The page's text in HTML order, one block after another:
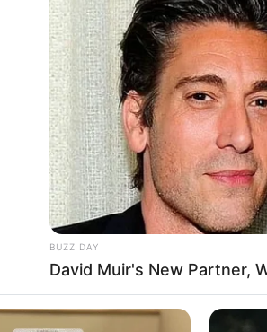
BUZZ DAY
David Muir's New Partner,